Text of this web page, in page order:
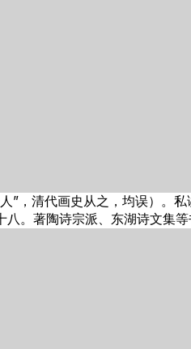
，清代画史从之，均误）。
。著陶诗宗派、东湖诗文集等